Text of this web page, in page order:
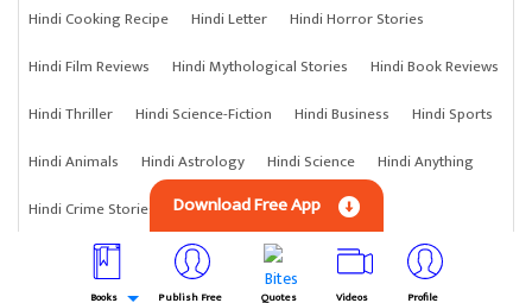
Hindi Cooking Recipe
Hindi Letter
Hindi Horror Stories
Hindi Film Reviews
Hindi Mythological Stories
Hindi Book Reviews
Hindi Thriller
Hindi Science-Fiction Hindi Business
Hindi Sports
Hindi Animals
Hindi Astrology Hindi Science
Hindi Anything
Hindi Crime Stories
Download Free App
Books Publish Free Quotes Videos Profile